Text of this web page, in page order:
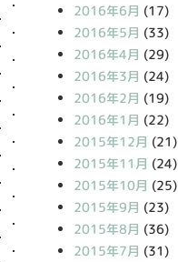
2016年6月 (17)
2016年5月 (33)
2016年4月 (29)
2016年3月 (24)
2016年2月 (19)
2016年1月 (22)
2015年12月 (21)
2015年11月 (24)
2015年10月 (25)
2015年9月 (23)
2015年8月 (36)
2015年7月 (31)